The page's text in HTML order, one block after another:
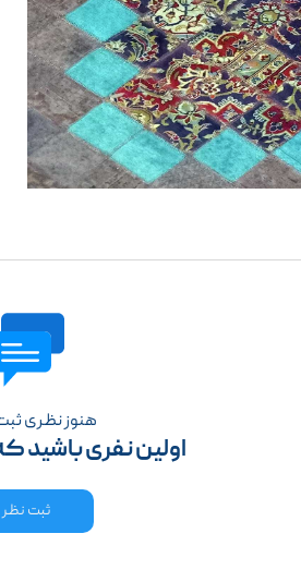
هنوز نظری
اولین نفری باشید
ثبت نظر